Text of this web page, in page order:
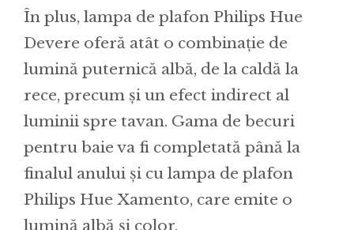
În plus, lampa de plafon Philips Hue
Devere oferă atât o combinație de
lumină puternică albă, de la caldă la
rece, precum și un efect indirect al
luminii spre tavan. Gama de becuri
pentru baie va fi completată până la
finalul anului și cu lampa de plafon
Philips Hue Xamento, care emite o
lumină albă și color.